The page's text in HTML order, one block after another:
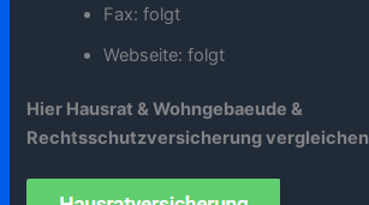
Fax: folgt
Webseite: folgt
Hier Hausrat & Wohngebaeude &
Rechtsschutzversicherung vergleichen